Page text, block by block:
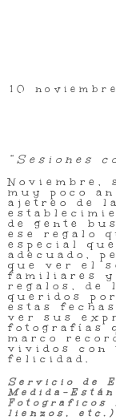
10
“Sesiones
Noviembre,
muy poco
ajetreo de
de gente
ese regalo
especial
adecuado,
que ver el
familiares y
regalos, de
queridos
estas
ver sus
fotografías
marco
vividos con
felicidad.
Servicio de
Medida-
Fotograficos
lienzos, etc.)